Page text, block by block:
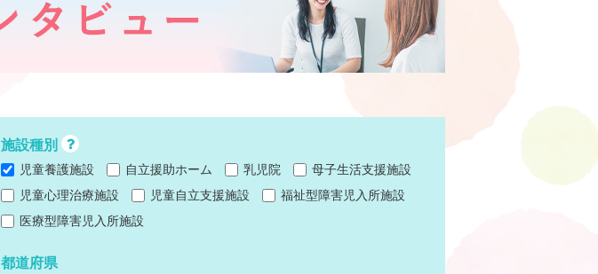
施設種別
児童養護施設 自立援助ホーム 乳児院
母子生活支援施設
児童心理治療施設
児童自立支援施設
福祉型障害児入所施設
医療型障害児入所施設
都道府県